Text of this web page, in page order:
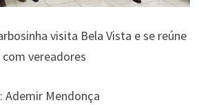
visita Bela Vista e se reúne
com vereadores
Mendonça